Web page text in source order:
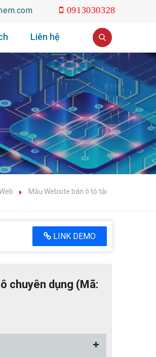
0913030328
Liên hệ
Mẫu Website bán ô tô tải
LINK DEMO
chuyên dụng (Mã: